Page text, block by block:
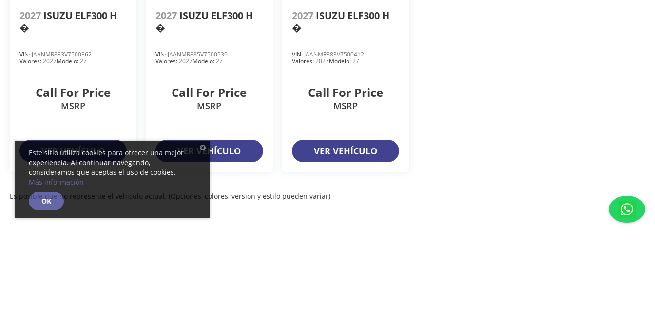
2027 ISUZU ELF300 H
�
VIN: JAANMR883V7500362
Valores:2027Modelo:27
Call For Price
MSRP
VER VEHÍCULO
2027 ISUZU ELF300 H
�
VIN: JAANMR885V7500539
Valores:2027Modelo:27
Call For Price
MSRP
VER VEHÍCULO
2027 ISUZU ELF300 H
�
VIN: JAANMR883V7500412
Valores:2027Modelo:27
Call For Price
MSRP
VER VEHÍCULO
Es posible que no represente el vehiculo actual. (Opciones, colores, version y estilo pueden variar)
Este sitio utiliza cookies para ofrecer una mejor
experiencia. Al continuar navegando,
consideramos que aceptas el uso de cookies.
Más información
OK